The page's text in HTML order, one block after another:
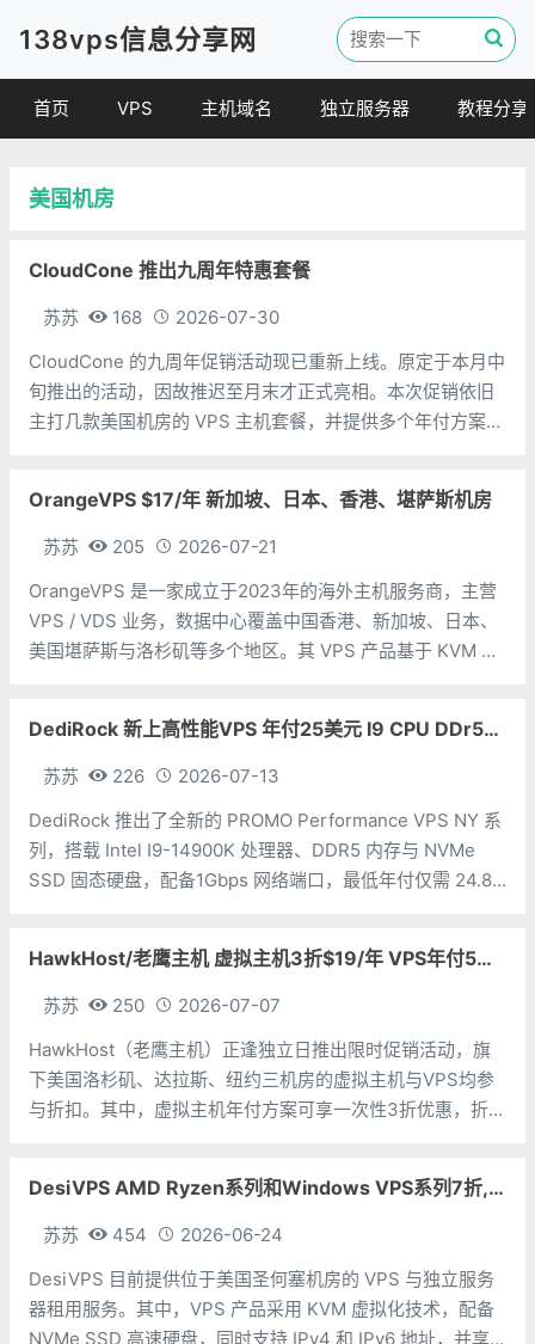
138vps信息分享网
首页 VPS
便宜VPS
主机域名 独立服务器 教程分享
美国机房
CloudCone 推出九周年特惠套餐
苏苏 168
2026-07-30
CloudCone 的九周年促销活动现已重新上线。原定于本月中
旬推出的活动，因故推迟至月末才正式亮相。本次促销依旧
主打几款美国机房的 VPS 主机套餐，并提供多个年付方案可
SSD流量：
OrangeVPS $17/年 新加坡、日本、香港、堪萨斯机房
苏苏 205
2026-07-21
OrangeVPS 是一家成立于2023年的海外主机服务商，主营
VPS / VDS 业务，数据中心覆盖中国香港、新加坡、日本、
美国堪萨斯与洛杉矶等多个地区。其 VPS 产品基于 KVM 虚
DediRock 新上高性能VPS 年付25美元 I9 CPU DDr5内存 纽约机房
苏苏 226
2026-07-13
DediRock 推出了全新的 PROMO Performance VPS NY 系
列，搭载 Intel I9-14900K 处理器、DDR5 内存与 NVMe
SSD 固态硬盘，配备1Gbps 网络端口，最低年付仅需 24.88
HawkHost/老鹰主机 虚拟主机3折$19/年 VPS年付5折$25/年
苏苏 250
2026-07-07
HawkHost（老鹰主机）正逢独立日推出限时促销活动，旗
下美国洛杉矶、达拉斯、纽约三机房的虚拟主机与VPS均参
与折扣。其中，虚拟主机年付方案可享一次性3折优惠，折后
付宝、PayP
DesiVPS AMD Ryzen系列和Windows VPS系列7折,Intel系列年付11.6美元
苏苏 454
2026-06-24
DesiVPS 目前提供位于美国圣何塞机房的 VPS 与独立服务
器租用服务。其中，VPS 产品采用 KVM 虚拟化技术，配备
NVMe SSD 高速硬盘，同时支持 IPv4 和 IPv6 地址，并享